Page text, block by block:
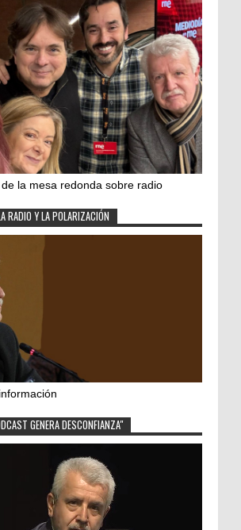
la mesa redonda sobre radio
RADIO Y LA POLARIZACIÓN
GENERA DESCONFIANZA"